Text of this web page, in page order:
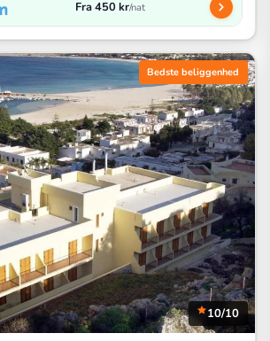
Fra 450 kr/nat
Bedste beliggenhed
10/10